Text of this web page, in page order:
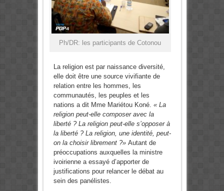
Ph/DR: les participants de Cotonou
La religion est par naissance diversité,
elle doit être une source vivifiante de
relation entre les hommes, les
communautés, les peuples et les
nations a dit Mme Mariétou Koné. « La
religion peut-elle composer avec la
liberté ? La religion peut-elle s’opposer à
la liberté ? La religion, une identité, peut-
on la choisir librement ?» Autant de
préoccupations auxquelles la ministre
ivoirienne a essayé d’apporter de
justifications pour relancer le débat au
sein des panélistes.